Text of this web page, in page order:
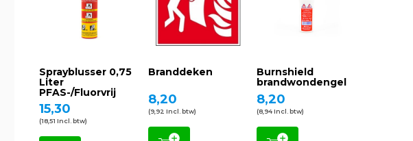
Sprayblusser 0,75
Liter
PFAS-/Fluorvrij
15,30
(18,51 Incl. btw)
Branddeken
8,20
(9,92 Incl. btw)
Burnshield
brandwondengel
8,20
(8,94 Incl. btw)